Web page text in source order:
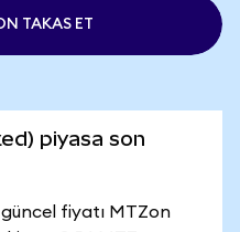
TAKAS ET
piyasa son
fiyatı MTZon